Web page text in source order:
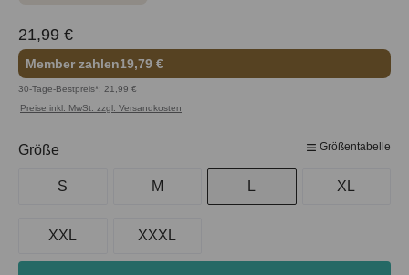
21,99 €
Member zahlen19,79 €
30-Tage-Bestpreis*: 21,99 €
Preise inkl. MwSt. zzgl. Versandkosten
Größe Größentabelle
S M L XL
XXL XXXL